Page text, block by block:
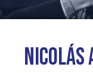
Nicolás